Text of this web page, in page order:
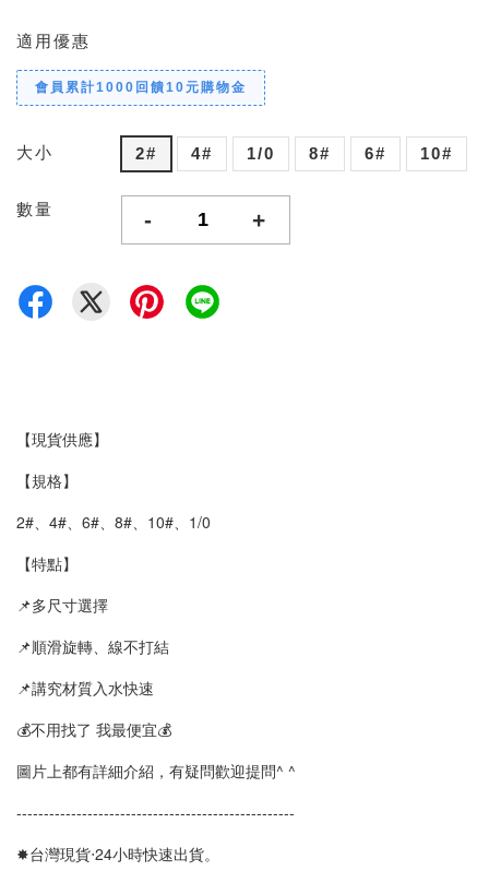
適用優惠
會員累計1000回饋10元購物金
大小 2# 4# 1/0 8# 6# 10#
數量 - +
【現貨供應】
【規格】
2#、4#、6#、8#、10#、1/0
【特點】
📌多尺寸選擇
📌順滑旋轉、線不打結
📌講究材質入水快速
💰不用找了 我最便宜💰
圖片上都有詳細介紹，有疑問歡迎提問^ ^
---------------------------------------------------
✸台灣現貨‧24小時快速出貨。